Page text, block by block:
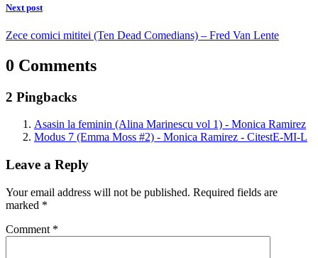
Next post
Zece comici mititei (Ten Dead Comedians) – Fred Van Lente
0 Comments
2 Pingbacks
Asasin la feminin (Alina Marinescu vol 1) - Monica Ramirez
Modus 7 (Emma Moss #2) - Monica Ramirez - CitestE-MI-L
Leave a Reply
Your email address will not be published. Required fields are
marked *
Comment *